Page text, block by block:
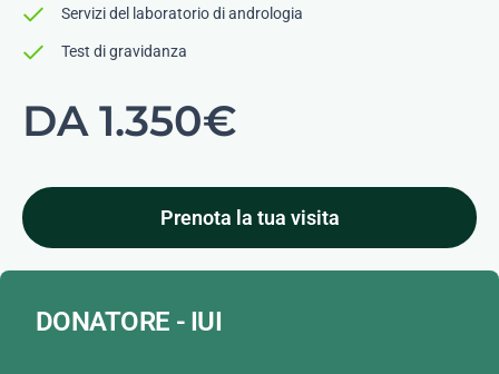
Servizi del laboratorio di andrologia
Test di gravidanza
DA 1.350€
Prenota la tua visita
DONATORE - IUI